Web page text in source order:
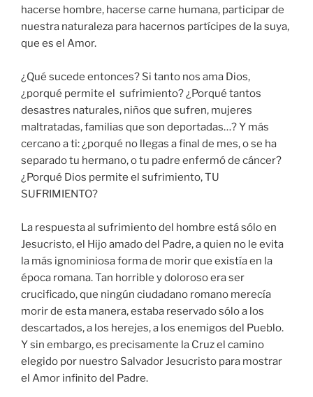
hacerse hombre, hacerse carne humana, participar de
nuestra naturaleza para hacernos partícipes de la suya,
que es el Amor.
¿Qué sucede entonces? Si tanto nos ama Dios,
¿porqué permite el sufrimiento? ¿Porqué tantos
desastres naturales, niños que sufren, mujeres
maltratadas, familias que son deportadas…? Y más
cercano a ti: ¿porqué no llegas a final de mes, o se ha
separado tu hermano, o tu padre enfermó de cáncer?
¿Porqué Dios permite el sufrimiento, TU
SUFRIMIENTO?
La respuesta al sufrimiento del hombre está sólo en
Jesucristo, el Hijo amado del Padre, a quien no le evita
la más ignominiosa forma de morir que existía en la
época romana. Tan horrible y doloroso era ser
crucificado, que ningún ciudadano romano merecía
morir de esta manera, estaba reservado sólo a los
descartados, a los herejes, a los enemigos del Pueblo.
Y sin embargo, es precisamente la Cruz el camino
elegido por nuestro Salvador Jesucristo para mostrar
el Amor infinito del Padre.